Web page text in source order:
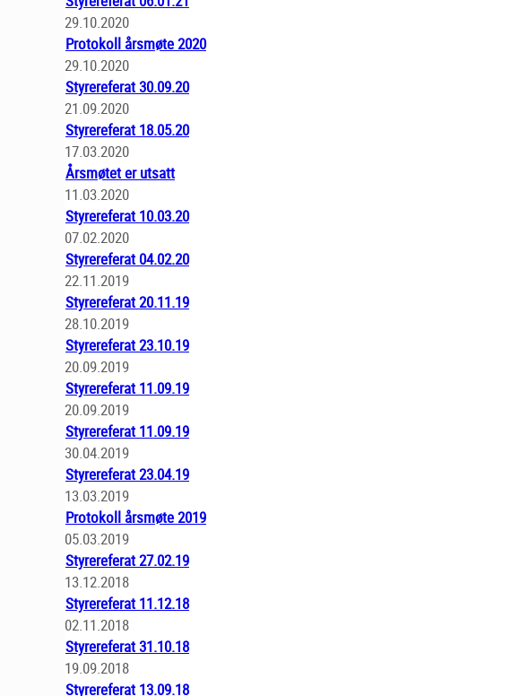
29.10.2020
Protokoll årsmøte 2020
29.10.2020
Styrereferat 30.09.20
21.09.2020
Styrereferat 18.05.20
17.03.2020
Årsmøtet er utsatt
11.03.2020
Styrereferat 10.03.20
07.02.2020
Styrereferat 04.02.20
22.11.2019
Styrereferat 20.11.19
28.10.2019
Styrereferat 23.10.19
20.09.2019
Styrereferat 11.09.19
20.09.2019
Styrereferat 11.09.19
30.04.2019
Styrereferat 23.04.19
13.03.2019
Protokoll årsmøte 2019
05.03.2019
Styrereferat 27.02.19
13.12.2018
Styrereferat 11.12.18
02.11.2018
Styrereferat 31.10.18
19.09.2018
Styrereferat 13.09.18